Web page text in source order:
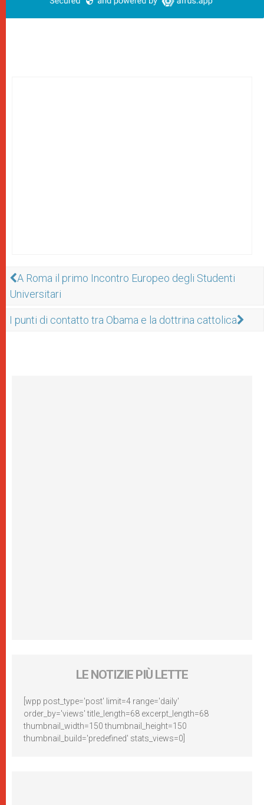
A Roma il primo Incontro Europeo degli Studenti
Universitari
I punti di contatto tra Obama e la dottrina cattolica
LE NOTIZIE PIÙ LETTE
[wpp post_type='post' limit=4 range='daily'
order_by='views' title_length=68 excerpt_length=68
thumbnail_width=150 thumbnail_height=150
thumbnail_build='predefined' stats_views=0]